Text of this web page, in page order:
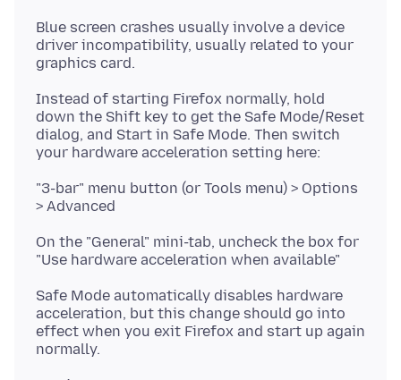
Blue screen crashes usually involve a device
driver incompatibility, usually related to your
Instead of starting Firefox normally, hold
down the Shift key to get the Safe Mode/Reset
dialog, and Start in Safe Mode. Then switch
"3-bar" menu button (or Tools menu) > Options
On the "General" mini-tab, uncheck the box for
Safe Mode automatically disables hardware
acceleration, but this change should go into
effect when you exit Firefox and start up again